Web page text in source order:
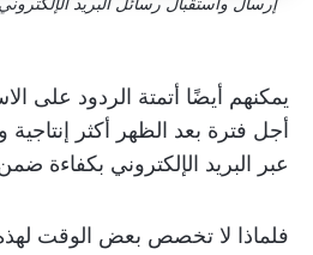
يمكنهم أيضًا أتمتة الردود على
أجل فترة بعد الظهر أكثر إنتاجية
عبر البريد الإلكتروني بكفاءة
فلماذا لا تخصص بعض الوقت